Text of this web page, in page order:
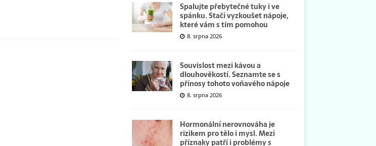
Spalujte přebytečné tuky i ve
spánku. Stačí vyzkoušet nápoje,
které vám s tím pomohou
8. srpna 2026
Souvislost mezi kávou a
dlouhověkostí. Seznamte se s
přínosy tohoto voňavého nápoje
8. srpna 2026
Hormonální nerovnováha je
rizikem pro tělo i mysl. Mezi
příznaky patří i problémy s